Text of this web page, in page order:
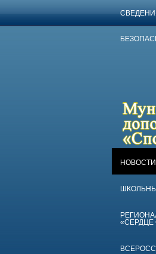
НОВОСТИ
«СЕРДЦЕ